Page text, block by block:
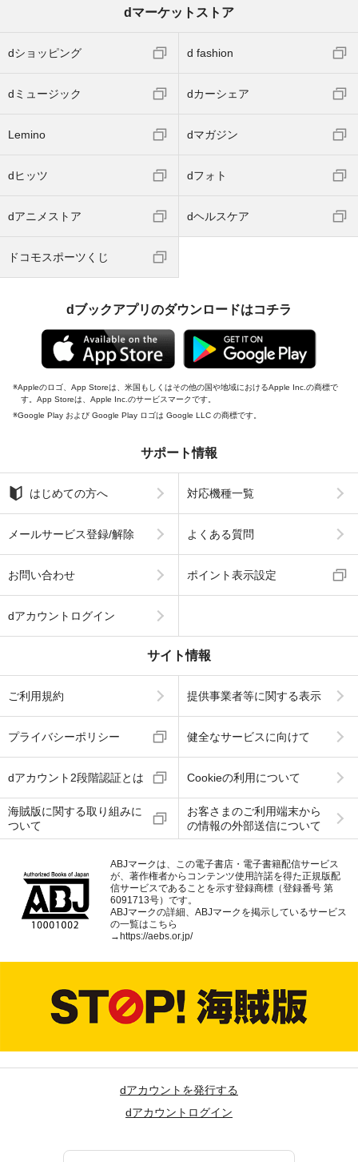
dマーケットストア
dショッピング d fashion
dミュージック dカーシェア
Lemino dマガジン
dヒッツ dフォト
dアニメストア dヘルスケア
ドコモスポーツくじ
dブックアプリのダウンロードはコチラ
Appleのロゴ、App Storeは、米国もしくはその他の国や地域におけるApple Inc.の商標で
す。App Storeは、Apple Inc.のサービスマークです。
Google Play および Google Play ロゴは Google LLC の商標です。
サポート情報
はじめての方へ 対応機種一覧
メールサービス登録/解除 よくある質問
お問い合わせ ポイント表示設定
dアカウントログイン
サイト情報
ご利用規約 提供事業者等に関する表示
プライバシーポリシー 健全なサービスに向けて
dアカウント2段階認証とは Cookieの利用について
海賊版に関する取り組みに
ついて
お客さまのご利用端末から
の情報の外部送信について
ABJマークは、この電子書店・電子書籍配信サービス
が、著作権者からコンテンツ使用許諾を得た正規版配
信サービスであることを示す登録商標（登録番号 第
6091713号）です。
ABJマークの詳細、ABJマークを掲示しているサービス
の一覧はこちら
→https://aebs.or.jp/
dアカウントを発行する
dアカウントログイン